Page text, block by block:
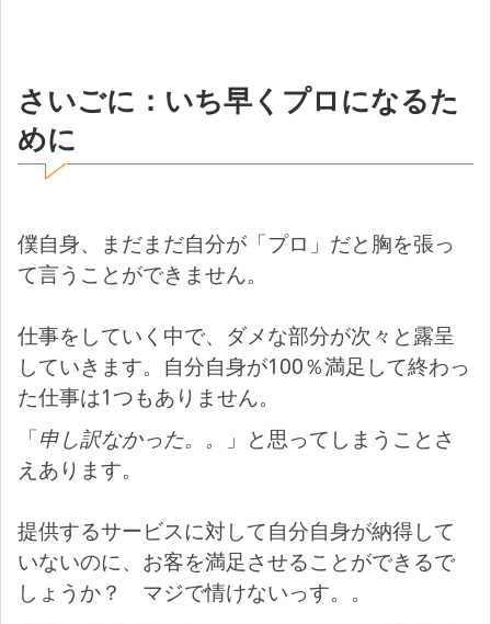
さいごに：いち早くプロになるた
めに
僕自身、まだまだ自分が「プロ」だと胸を張っ
て言うことができません。
仕事をしていく中で、ダメな部分が次々と露呈
していきます。自分自身が100％満足して終わっ
た仕事は1つもありません。
「申し訳なかった。。
」と思ってしまうことさ
えあります。
提供するサービスに対して自分自身が納得して
いないのに、お客を満足させることができるで
しょうか？ マジで情けないっす。。